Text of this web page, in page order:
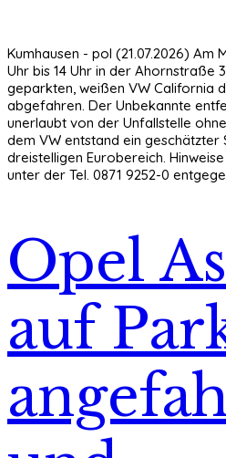
Kumhausen - pol (21.07.2026) Am
Uhr bis 14 Uhr in der Ahornstraße
geparkten, weißen VW California
abgefahren. Der Unbekannte
unerlaubt von der Unfallstelle
dem VW entstand ein geschätzter
dreistelligen Eurobereich.
unter der Tel. 0871 9252-0
Opel
auf